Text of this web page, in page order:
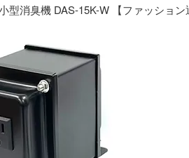
型消臭機 DAS-15K-W 【ファッション